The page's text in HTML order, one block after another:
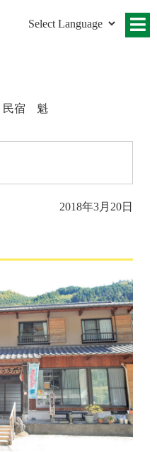
民宿 魁
2018年3月20日